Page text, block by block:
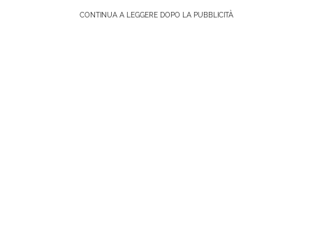
CONTINUA A LEGGERE DOPO LA PUBBLICITÀ